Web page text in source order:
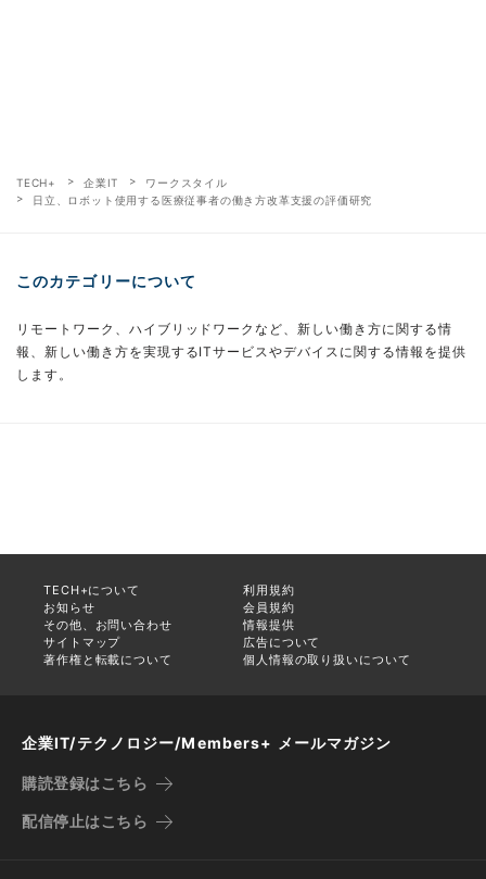
TECH+ 企業IT
ワークスタイル
日立、ロボット使用する医療従事者の働き方改革支援の評価研究
このカテゴリーについて
リモートワーク、ハイブリッドワークなど、新しい働き方に関する情
報、新しい働き方を実現するITサービスやデバイスに関する情報を提供
します。
TECH+について
利用規約
お知らせ
会員規約
その他、お問い合わせ
情報提供
サイトマップ
広告について
著作権と転載について
個人情報の取り扱いについて
企業IT/テクノロジー/Members+ メールマガジン
購読登録はこちら
配信停止はこちら